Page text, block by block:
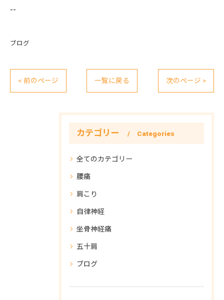
--
ブログ
< 前のページ 一覧に戻る 次のページ >
カテゴリー Categories
全てのカテゴリー
腰痛
肩こり
自律神経
坐骨神経痛
五十肩
ブログ